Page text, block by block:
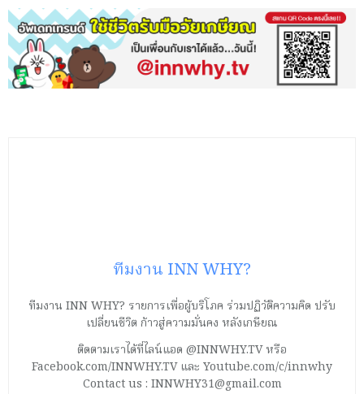
ทีมงาน INN WHY?
ทีมงาน INN WHY? รายการเพื่อผู้บริโภค ร่วมปฏิวัติความคิด ปรับ
เปลี่ยนชีวิต ก้าวสู่ความมั่นคง หลังเกษียณ
ติดตามเราได้ที่ไลน์แอด @INNWHY.TV หรือ
Facebook.com/INNWHY.TV และ Youtube.com/c/innwhy
Contact us : INNWHY31@gmail.com